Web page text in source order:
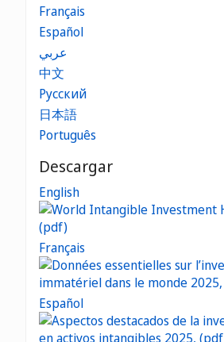
Français
Español
عربي
中文
Русский
日本語
Português
Descargar
English
Français
Español